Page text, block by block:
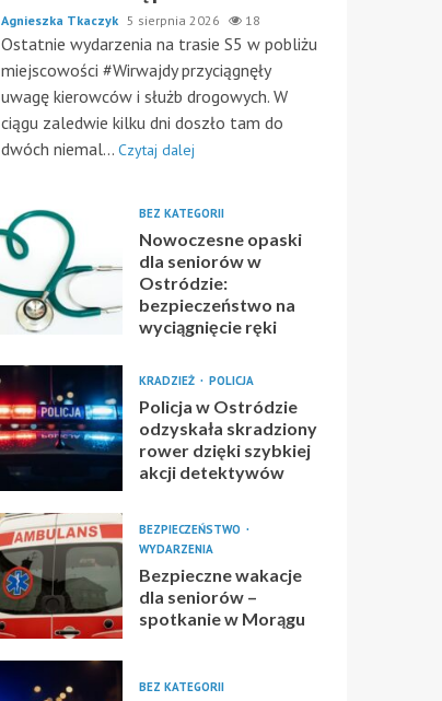
Agnieszka Tkaczyk 5 sierpnia 2026 18
Ostatnie wydarzenia na trasie S5 w pobliżu
miejscowości #Wirwajdy przyciągnęły
uwagę kierowców i służb drogowych. W
ciągu zaledwie kilku dni doszło tam do
dwóch niemal... Czytaj dalej
BEZ KATEGORII
Nowoczesne opaski
dla seniorów w
Ostródzie:
bezpieczeństwo na
wyciągnięcie ręki
KRADZIEŻ POLICJA
Policja w Ostródzie
odzyskała skradziony
rower dzięki szybkiej
akcji detektywów
BEZPIECZEŃSTWO
WYDARZENIA
Bezpieczne wakacje
dla seniorów –
spotkanie w Morągu
BEZ KATEGORII